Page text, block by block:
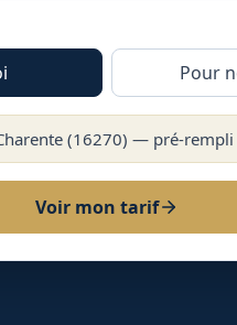
Pour
(16270) — pré-rempli
Voir mon tarif